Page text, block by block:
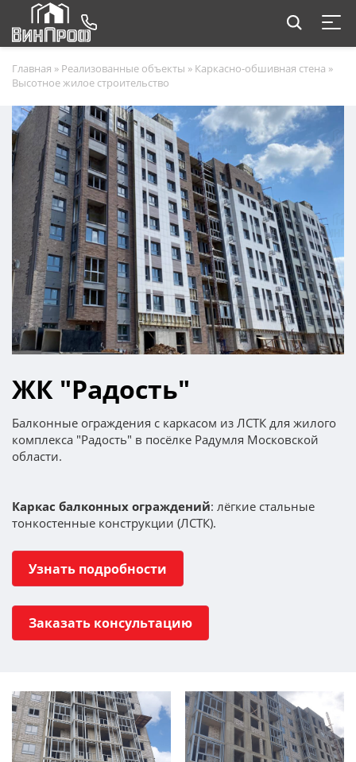
Главная » Реализованные объекты » Каркасно-обшивная стена »
Высотное жилое строительство
ЖК "Радость"
Балконные ограждения с каркасом из ЛСТК для жилого
комплекса "Радость" в посёлке Радумля Московской
области.
Каркас балконных ограждений: лёгкие стальные
тонкостенные конструкции (ЛСТК).
Узнать подробности
Заказать консультацию